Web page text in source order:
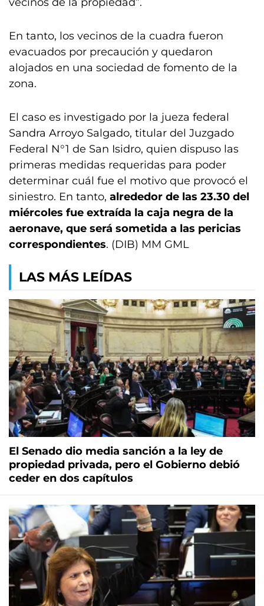
En tanto, los vecinos de la cuadra fueron
evacuados por precaución y quedaron
alojados en una sociedad de fomento de la
zona.
El caso es investigado por la jueza federal
Sandra Arroyo Salgado, titular del Juzgado
Federal N°1 de San Isidro, quien dispuso las
primeras medidas requeridas para poder
determinar cuál fue el motivo que provocó el
siniestro. En tanto, alrededor de las 23.30 del
miércoles fue extraída la caja negra de la
aeronave, que será sometida a las pericias
correspondientes. (DIB) MM GML
LAS MÁS LEÍDAS
El Senado dio media sanción a la ley de
propiedad privada, pero el Gobierno debió
ceder en dos capítulos